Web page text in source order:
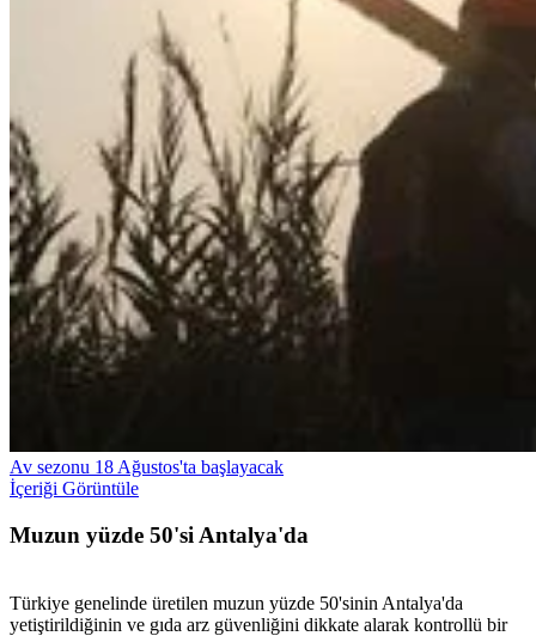
Av sezonu 18 Ağustos'ta başlayacak
İçeriği Görüntüle
Muzun yüzde 50'si Antalya'da
Türkiye genelinde üretilen muzun yüzde 50'sinin Antalya'da
yetiştirildiğinin ve gıda arz güvenliğini dikkate alarak kontrollü bir